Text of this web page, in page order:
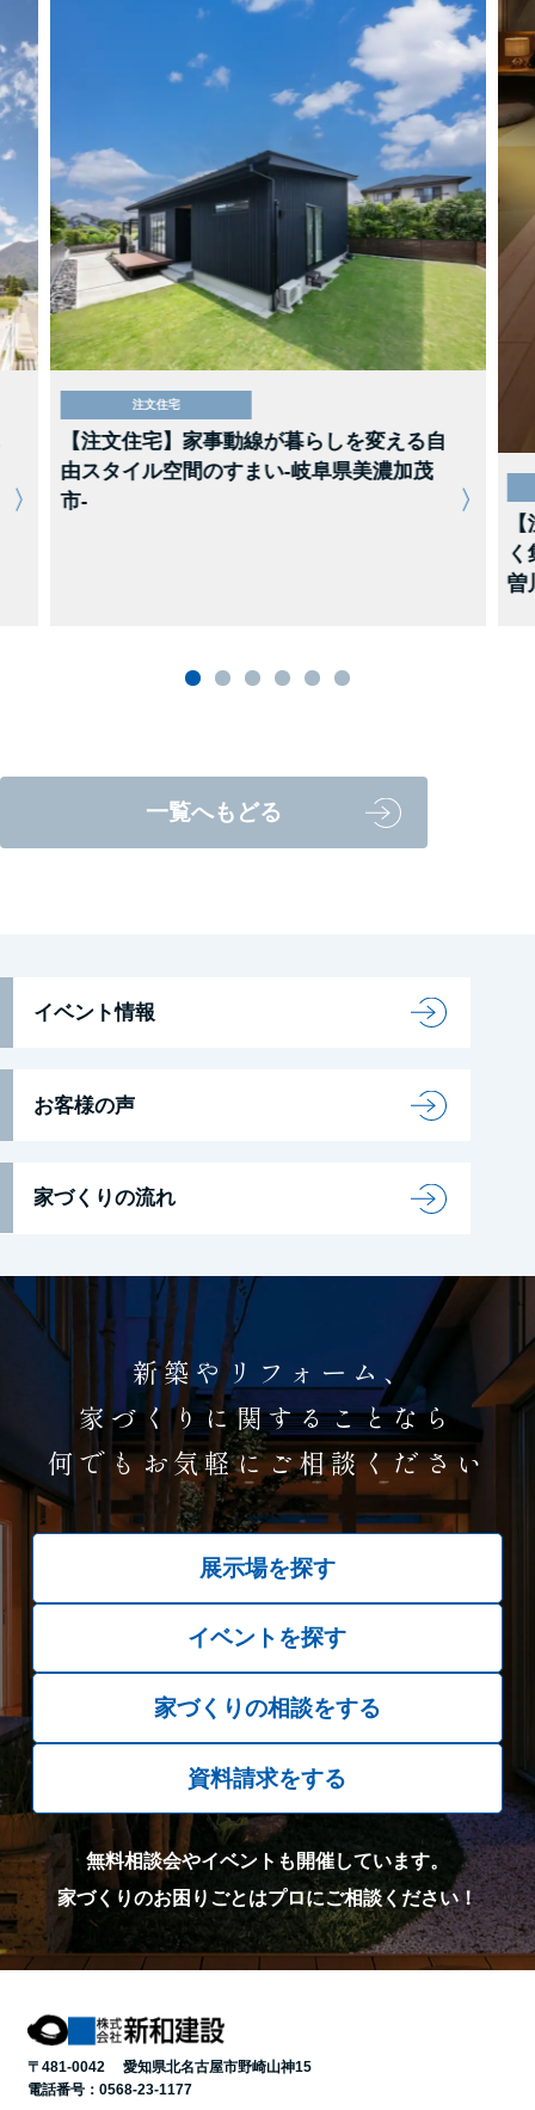
注文住宅
【注文住宅】家事動線が暮らしを変える自
由スタイル空間のすまい-岐阜県美濃加茂
市-
曽
一覧へもどる
イベント情報
お客様の声
家づくりの流れ
新築やリフォーム、
家づくりに関することなら
何でもお気軽にご相談ください
展示場を探す
イベントを探す
家づくりの相談をする
資料請求をする
無料相談会やイベントも開催しています。
家づくりのお困りごとはプロにご相談ください！
〒481-0042 愛知県北名古屋市野崎山神15
電話番号： 0568-23-1177